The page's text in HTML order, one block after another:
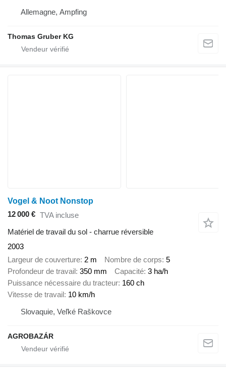
Allemagne, Ampfing
Thomas Gruber KG
Vogel & Noot Nonstop
12 000 € TVA incluse
Matériel de travail du sol - charrue réversible
2003
Largeur de couverture 2 m Nombre de corps 5
Profondeur de travail 350 mm Capacité 3 ha/h
Puissance nécessaire du tracteur 160 ch
Vitesse de travail 10 km/h
Slovaquie, Veľké Raškovce
AGROBAZÁR